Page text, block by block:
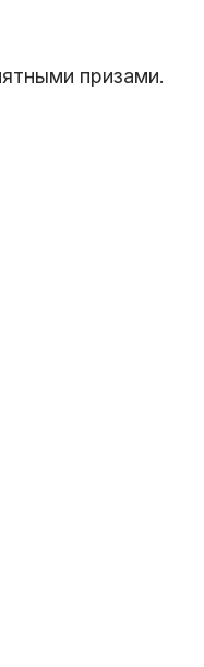
призами.